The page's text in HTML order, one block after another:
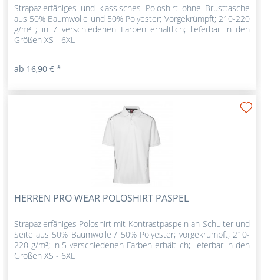
Strapazierfähiges und klassisches Poloshirt ohne Brusttasche
aus 50% Baumwolle und 50% Polyester; Vorgekrümpft; 210-220
g/m² ; in 7 verschiedenen Farben erhältlich; lieferbar in den
Größen XS - 6XL
ab 16,90 € *
HERREN PRO WEAR POLOSHIRT PASPEL
Strapazierfähiges Poloshirt mit Kontrastpaspeln an Schulter und
Seite aus 50% Baumwolle / 50% Polyester; vorgekrümpft; 210-
220 g/m²; in 5 verschiedenen Farben erhältlich; lieferbar in den
Größen XS - 6XL